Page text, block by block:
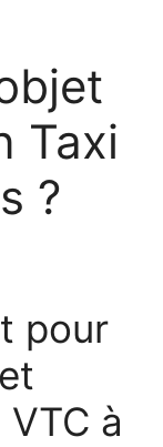
Taxi
?
pour
à